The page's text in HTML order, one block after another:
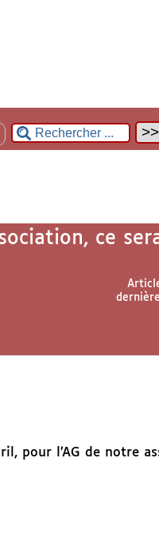
ce
pour l’AG de notre